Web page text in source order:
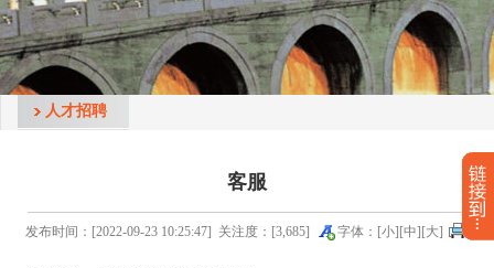
人才招聘
客服
发布时间：[2022-09-23 10:25:47] 关注度：[3,685] 字体：[小][中][大]